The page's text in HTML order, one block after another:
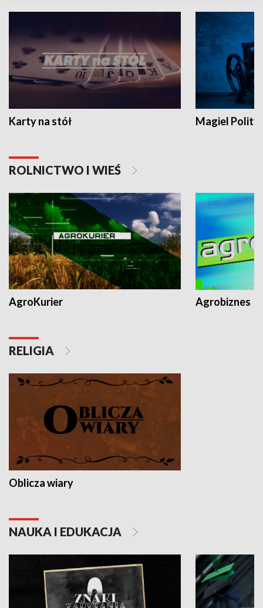
Karty na stół Magiel
ROLNICTWO I WIEŚ
AgroKurier Agrobiznes
RELIGIA
Oblicza wiary
NAUKA I EDUKACJA